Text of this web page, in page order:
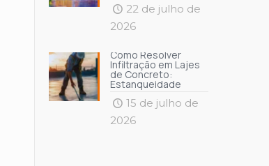
22 de julho de
2026
Como Resolver
Infiltração em Lajes
de Concreto:
Estanqueidade
15 de julho de
2026